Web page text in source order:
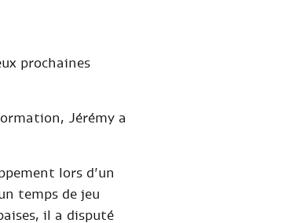
prochaines
Jérémy a
lors d’un
temps de jeu
il a disputé